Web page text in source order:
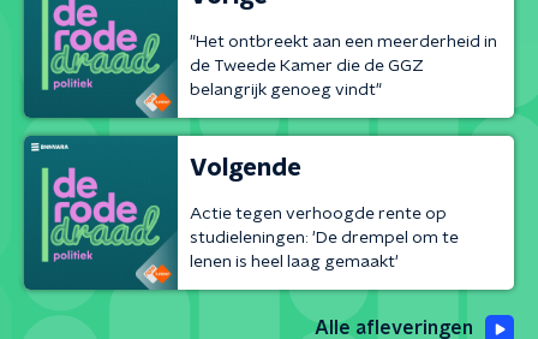
"Het ontbreekt aan een meerderheid in
de Tweede Kamer die de GGZ
belangrijk genoeg vindt"
Volgende
Actie tegen verhoogde rente op
studieleningen: 'De drempel om te
lenen is heel laag gemaakt'
Alle afleveringen